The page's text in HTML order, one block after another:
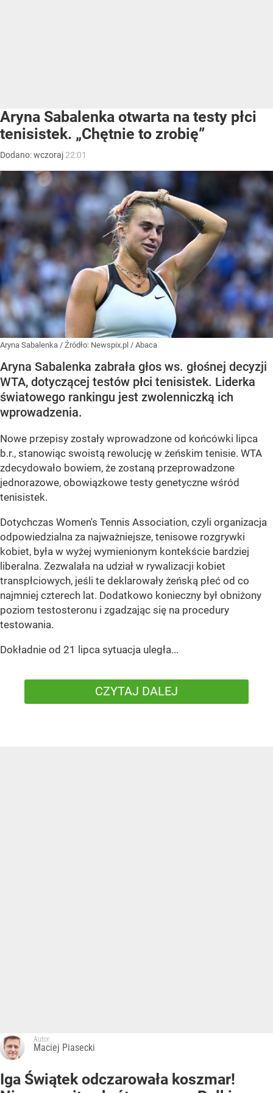
Aryna Sabalenka otwarta na testy płci
tenisistek. „Chętnie to zrobię”
Dodano:wczoraj 22:01
Aryna Sabalenka / Źródło: Newspix.pl / Abaca
Aryna Sabalenka zabrała głos ws. głośnej decyzji
WTA, dotyczącej testów płci tenisistek. Liderka
światowego rankingu jest zwolenniczką ich
wprowadzenia.
Nowe przepisy zostały wprowadzone od końcówki lipca
b.r., stanowiąc swoistą rewolucję w żeńskim tenisie. WTA
zdecydowało bowiem, że zostaną przeprowadzone
jednorazowe, obowiązkowe testy genetyczne wśród
tenisistek.
Dotychczas Women's Tennis Association, czyli organizacja
odpowiedzialna za najważniejsze, tenisowe rozgrywki
kobiet, była w wyżej wymienionym kontekście bardziej
liberalna. Zezwalała na udział w rywalizacji kobiet
transpłciowych, jeśli te deklarowały żeńską płeć od co
najmniej czterech lat. Dodatkowo konieczny był obniżony
poziom testosteronu i zgadzając się na procedury
testowania.
Dokładnie od 21 lipca sytuacja uległa...
CZYTAJ DALEJ
Autor:
Maciej Piasecki
Iga Świątek odczarowała koszmar!